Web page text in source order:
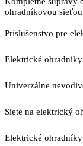
ohradníkovou sieťou
Príslušenstvo pre
Elektrické
Univerzálne
Siete na elektrický
Elektrické